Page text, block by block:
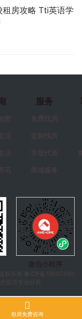
房攻略 Tti英语学
图
活
活
讯
服务
免费找房
定制找房
学居代表
商城服务
微信小程序
权所有
豫ICP备19007390
提供专业好房。
租房免费咨询